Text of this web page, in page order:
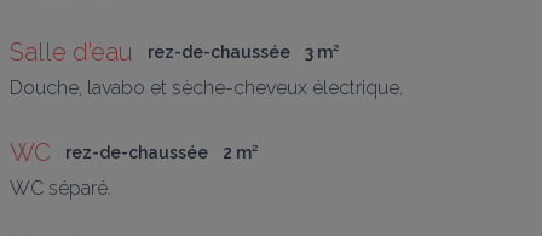
Salle d'eau rez-de-chaussée 3 m²
Douche, lavabo et sèche-cheveux électrique.
WC rez-de-chaussée 2 m²
WC séparé.